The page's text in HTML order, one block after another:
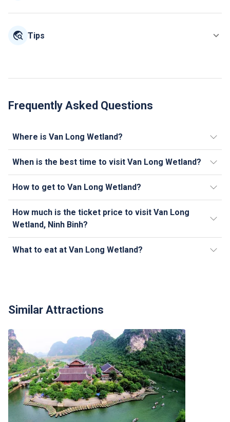
Tips
Frequently Asked Questions
Where is Van Long Wetland?
When is the best time to visit Van Long Wetland?
How to get to Van Long Wetland?
How much is the ticket price to visit Van Long
Wetland, Ninh Binh?
What to eat at Van Long Wetland?
Similar Attractions